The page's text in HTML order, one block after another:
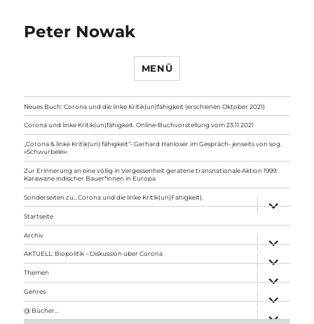
Peter Nowak
MENÜ
Neues Buch: Corona und die linke Kritik(un)fähigkeit (erschienen Oktober 2021)
Corona und linke Kritik(un)fähigkeit. Online-Buchvorstellung vom 23.11.2021
„Corona & linke Kritik(un) fähigkeit“- Gerhard Hanloser im Gespräch- jenseits von sog.
»Schwurbelei«
Zur Erinnerung an eine völlig in Vergessenheit geratene transnationale Aktion 1999:
Karawane indischer Bauer*innen in Europa
Sonderseiten zu…Corona und die linke Kritik(un)Fähigkeit).
anzeigen
Startseite
Archiv
anzeigen
AKTUELL: Biopolitik – Diskussion über Corona
anzeigen
Themen
anzeigen
Genres
anzeigen
@ Bücher…